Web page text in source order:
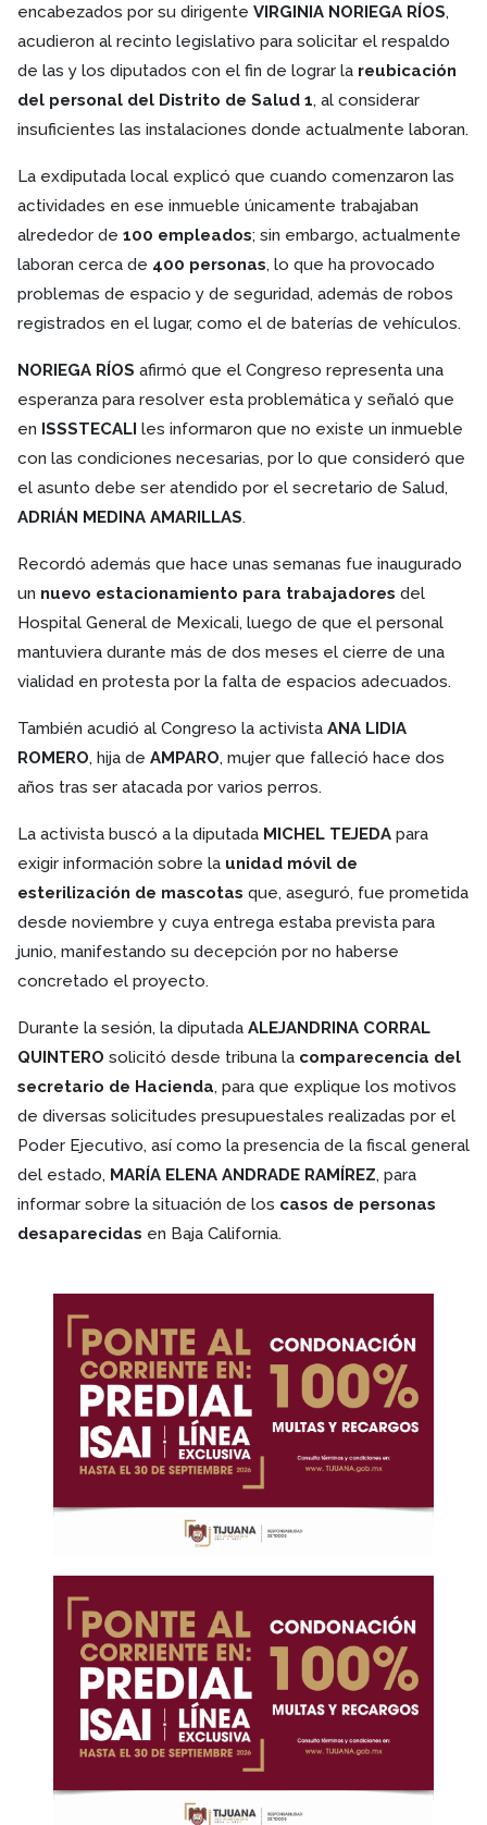
encabezados por su dirigente VIRGINIA NORIEGA RÍOS,
acudieron al recinto legislativo para solicitar el respaldo
de las y los diputados con el fin de lograr la reubicación
del personal del Distrito de Salud 1, al considerar
insuficientes las instalaciones donde actualmente laboran.
La exdiputada local explicó que cuando comenzaron las
actividades en ese inmueble únicamente trabajaban
alrededor de 100 empleados; sin embargo, actualmente
laboran cerca de 400 personas, lo que ha provocado
problemas de espacio y de seguridad, además de robos
registrados en el lugar, como el de baterías de vehículos.
NORIEGA RÍOS afirmó que el Congreso representa una
esperanza para resolver esta problemática y señaló que
en ISSSTECALI les informaron que no existe un inmueble
con las condiciones necesarias, por lo que consideró que
el asunto debe ser atendido por el secretario de Salud,
ADRIÁN MEDINA AMARILLAS.
Recordó además que hace unas semanas fue inaugurado
un nuevo estacionamiento para trabajadores del
Hospital General de Mexicali, luego de que el personal
mantuviera durante más de dos meses el cierre de una
vialidad en protesta por la falta de espacios adecuados.
También acudió al Congreso la activista ANA LIDIA
ROMERO, hija de AMPARO, mujer que falleció hace dos
años tras ser atacada por varios perros.
La activista buscó a la diputada MICHEL TEJEDA para
exigir información sobre la unidad móvil de
esterilización de mascotas que, aseguró, fue prometida
desde noviembre y cuya entrega estaba prevista para
junio, manifestando su decepción por no haberse
concretado el proyecto.
Durante la sesión, la diputada ALEJANDRINA CORRAL
QUINTERO solicitó desde tribuna la comparecencia del
secretario de Hacienda, para que explique los motivos
de diversas solicitudes presupuestales realizadas por el
Poder Ejecutivo, así como la presencia de la fiscal general
del estado, MARÍA ELENA ANDRADE RAMÍREZ, para
informar sobre la situación de los casos de personas
desaparecidas en Baja California.